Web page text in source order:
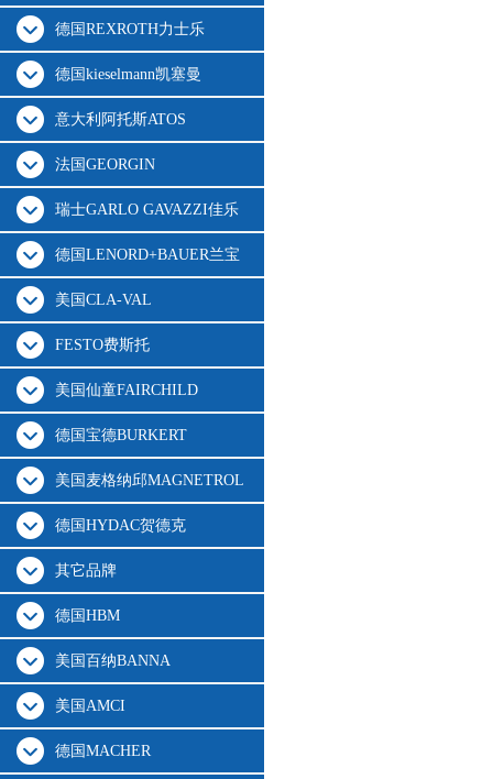
德国REXROTH力士乐
德国kieselmann凯塞曼
意大利阿托斯ATOS
法国GEORGIN
瑞士GARLO GAVAZZI佳乐
德国LENORD+BAUER兰宝
美国CLA-VAL
FESTO费斯托
美国仙童FAIRCHILD
德国宝德BURKERT
美国麦格纳邱MAGNETROL
德国HYDAC贺德克
其它品牌
德国HBM
美国百纳BANNA
美国AMCI
德国MACHER